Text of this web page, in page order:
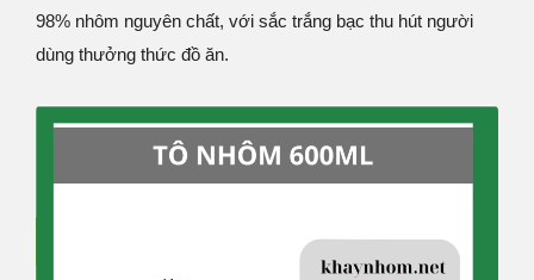
98% nhôm nguyên chất, với sắc trắng bạc thu hút người
dùng thưởng thức đồ ăn.